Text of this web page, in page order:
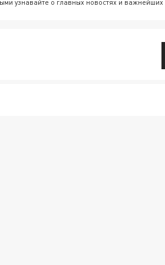
узнавайте о главных новостях и важнейших